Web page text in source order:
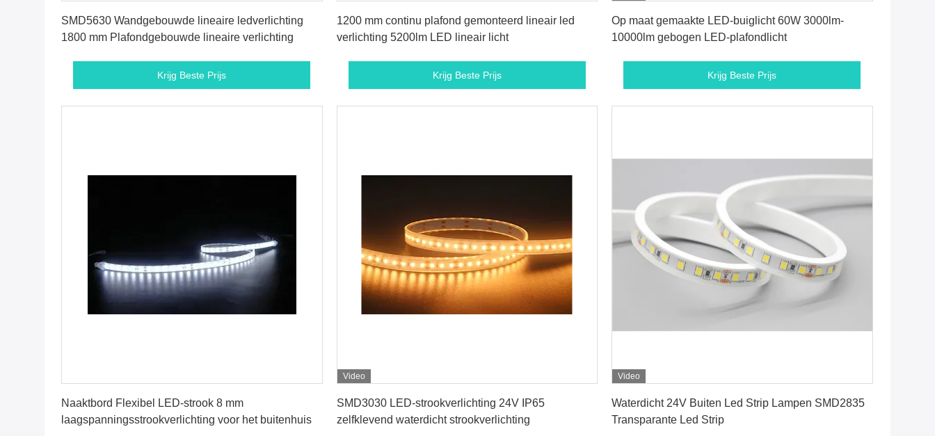
SMD5630 Wandgebouwde lineaire ledverlichting
1800 mm Plafondgebouwde lineaire verlichting
Krijg Beste Prijs
1200 mm continu plafond gemonteerd lineair led
verlichting 5200lm LED lineair licht
Krijg Beste Prijs
Op maat gemaakte LED-buiglicht 60W 3000lm-
10000lm gebogen LED-plafondlicht
Krijg Beste Prijs
Naaktbord Flexibel LED-strook 8 mm
laagspanningsstrookverlichting voor het buitenhuis
Video
SMD3030 LED-strookverlichting 24V IP65
zelfklevend waterdicht strookverlichting
Video
Waterdicht 24V Buiten Led Strip Lampen SMD2835
Transparante Led Strip